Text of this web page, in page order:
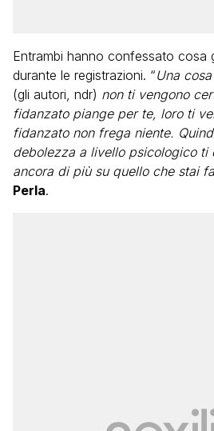
Entrambi hanno confessato cosa
durante le registrazioni. “Una
(gli autori, ndr) non ti vengono
fidanzato piange per te, loro ti
fidanzato non frega niente.
debolezza a livello psicologico ti
ancora di più su quello che stai
Perla.